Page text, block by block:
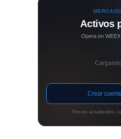
Activos
Opera en
Crear
Precios actualizados